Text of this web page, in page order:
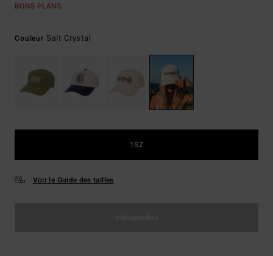
BONS PLANS
Couleur Salt Crystal
1SZ
Voir le Guide des tailles